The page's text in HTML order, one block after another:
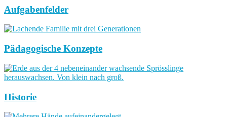
Aufgabenfelder
Pädagogische Konzepte
Historie